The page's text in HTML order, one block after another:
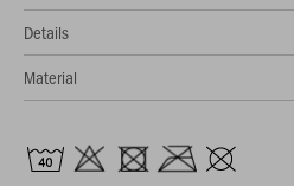
Details
Material